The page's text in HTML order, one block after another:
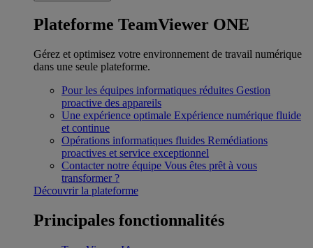
Plateforme TeamViewer ONE
Gérez et optimisez votre environnement de travail numérique
dans une seule plateforme.
Pour les équipes informatiques réduites Gestion
proactive des appareils
Une expérience optimale Expérience numérique fluide
et continue
Opérations informatiques fluides Remédiations
proactives et service exceptionnel
Contacter notre équipe Vous êtes prêt à vous
transformer ?
Découvrir la plateforme
Principales fonctionnalités